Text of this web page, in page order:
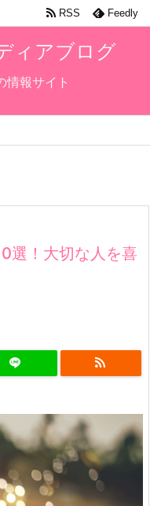
ィアブログ
情報サイト
RSS Feedly
選！大切な人を喜